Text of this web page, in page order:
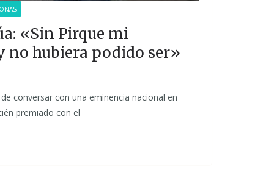
«Sin Pirque mi
no hubiera podido ser»
conversar con una eminencia nacional en
premiado con el